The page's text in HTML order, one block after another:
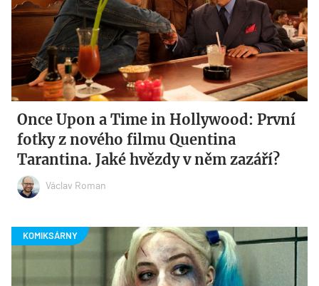
Once Upon a Time in Hollywood: První
fotky z nového filmu Quentina
Tarantina. Jaké hvězdy v něm zazáří?
Václav Roman